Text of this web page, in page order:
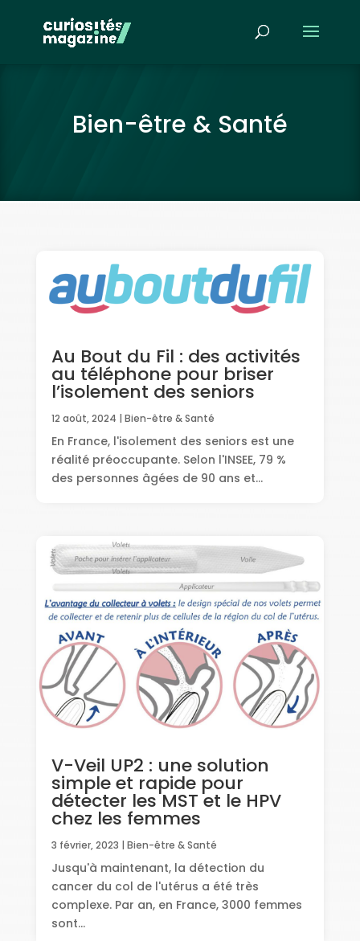
Bien-être & Santé
Au Bout du Fil : des activités
au téléphone pour briser
l’isolement des seniors
12 août, 2024 | Bien-être & Santé
En France, l'isolement des seniors est une
réalité préoccupante. Selon l'INSEE, 79 %
des personnes âgées de 90 ans et...
V-Veil UP2 : une solution
simple et rapide pour
détecter les MST et le HPV
chez les femmes
3 février, 2023 | Bien-être & Santé
Jusqu'à maintenant, la détection du
cancer du col de l'utérus a été très
complexe. Par an, en France, 3000 femmes
sont...